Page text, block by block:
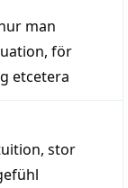
man
, för
etcetera
, stor